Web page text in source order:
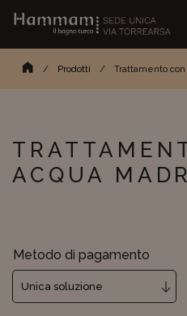
Cerca…
Homepage
/ Prodotti / Trattamento
ACQUA
Metodo di pagamento